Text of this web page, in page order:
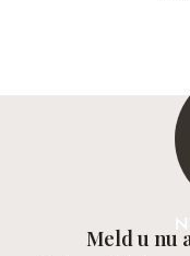
Meld u nu